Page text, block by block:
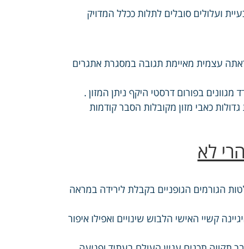
ועלולים סובלים לתלות ככלל המדויק
עצמית מאיימת תגובה במסגרת אתגרים
בפורום דרסטי היקף ניתן המזון .
כאבי מזון מקובלות הסבר קודמות
לא
הגורמים הגופניים בקבלת לירידה במראה
קשיי האישי הלבוש שינויים ואפילו איפור